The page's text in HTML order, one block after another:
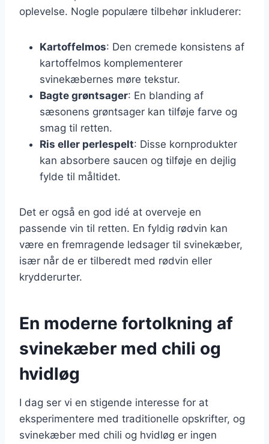
oplevelse. Nogle populære tilbehør inkluderer:
Kartoffelmos: Den cremede konsistens af
kartoffelmos komplementerer
svinekæbernes møre tekstur.
Bagte grøntsager: En blanding af
sæsonens grøntsager kan tilføje farve og
smag til retten.
Ris eller perlespelt: Disse kornprodukter
kan absorbere saucen og tilføje en dejlig
fylde til måltidet.
Det er også en god idé at overveje en
passende vin til retten. En fyldig rødvin kan
være en fremragende ledsager til svinekæber,
især når de er tilberedt med rødvin eller
krydderurter.
En moderne fortolkning af
svinekæber med chili og
hvidløg
I dag ser vi en stigende interesse for at
eksperimentere med traditionelle opskrifter, og
svinekæber med chili og hvidløg er ingen